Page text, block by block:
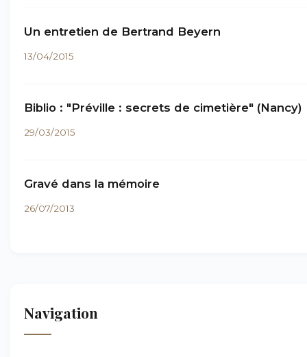
Un entretien de Bertrand Beyern
13/04/2015
Biblio : "Préville : secrets de cimetière" (Nancy)
29/03/2015
Gravé dans la mémoire
26/07/2013
Navigation